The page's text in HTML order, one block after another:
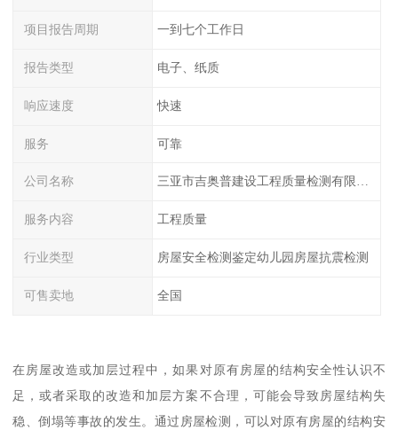
项目报告周期 一到七个工作日
报告类型 电子、纸质
响应速度 快速
服务 可靠
公司名称 三亚市吉奥普建设工程质量检测有限公司陕西分公司
服务内容 工程质量
行业类型 房屋安全检测鉴定幼儿园房屋抗震检测
可售卖地 全国
在房屋改造或加层过程中，如果对原有房屋的结构安全性认识不
足，或者采取的改造和加层方案不合理，可能会导致房屋结构失
稳、倒塌等事故的发生。通过房屋检测，可以对原有房屋的结构安